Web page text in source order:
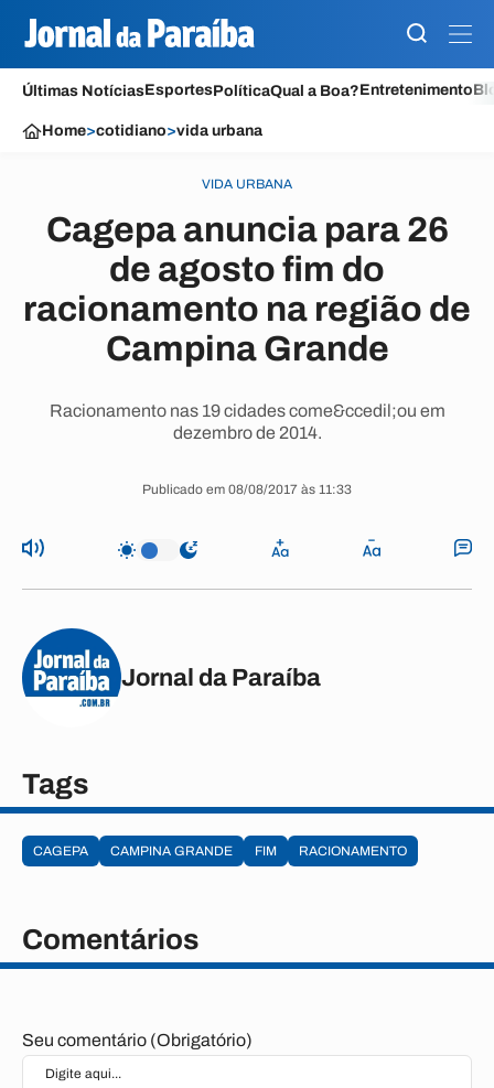
Últimas NotíciasEsportesPolíticaQual a Boa?Entretenimento
Home>cotidiano>vida urbana
VIDA URBANA
Cagepa anuncia para 26
de agosto fim do
racionamento na região de
Campina Grande
Racionamento nas 19 cidades come&ccedil;ou em
dezembro de 2014.
Publicado em 08/08/2017 às 11:33
Jornal da Paraíba
Tags
CAGEPA CAMPINA GRANDE FIM RACIONAMENTO
Comentários
Seu comentário (Obrigatório)